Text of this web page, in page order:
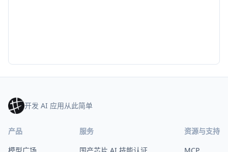
开发 AI 应用从此简单
产品
服务
资源与支持